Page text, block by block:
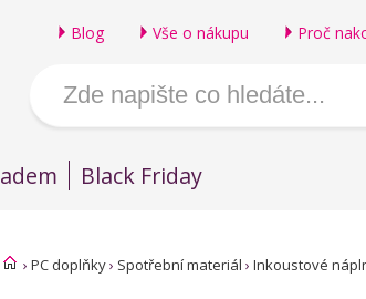
Blog Vše o nákupu Proč
Black Friday
› PC doplňky› Spotřební materiál › Inkoustové